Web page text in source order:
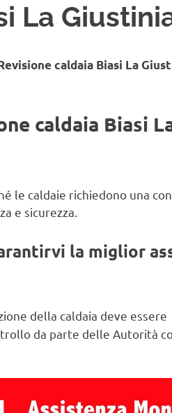
La
caldaia Biasi La
caldaia Biasi
le caldaie richiedono una
e sicurezza.
la miglior
della caldaia deve essere
da parte delle Autorità